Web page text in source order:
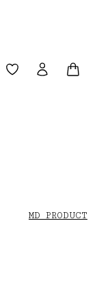
Du hast 0
MD PRODUCT